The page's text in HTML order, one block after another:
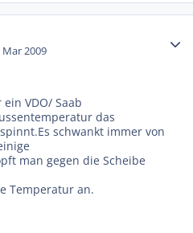
Mar 2009
VDO/ Saab
das
schwankt immer von
man gegen die Scheibe
Temperatur an.